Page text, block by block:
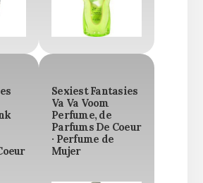
Sexiest Fantasies
Va Va Voom
Perfume, de
Parfums De Coeur
· Perfume de
Mujer